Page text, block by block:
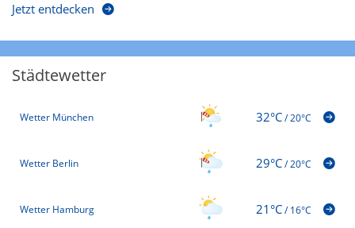
Jetzt entdecken
Städtewetter
Wetter München 32°C/20°C
Wetter Berlin 29°C/20°C
Wetter Hamburg 21°C/16°C